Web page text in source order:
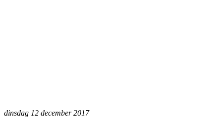
dinsdag 12 december 2017